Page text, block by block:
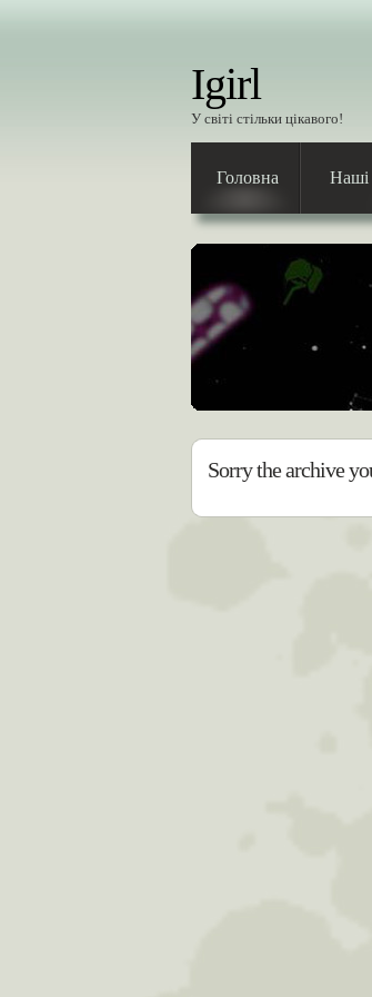
Igirl
У світі стільки цікавого!
Головна Наші
Sorry the archive